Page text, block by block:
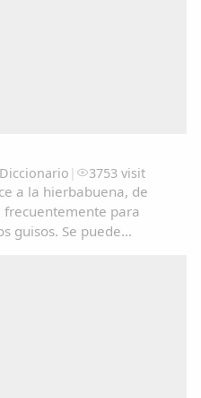
Diccionario | 3753 visit
a la hierbabuena, de
frecuentemente para
guisos. Se puede